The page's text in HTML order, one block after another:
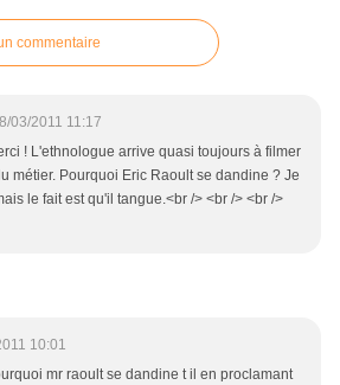
commentaire
03/2011 11:17
! L'ethnologue arrive quasi toujours à filmer
métier. Pourquoi Eric Raoult se dandine ? Je
le fait est qu'il tangue.<br /> <br /> <br />
10:01
mr raoult se dandine t il en proclamant